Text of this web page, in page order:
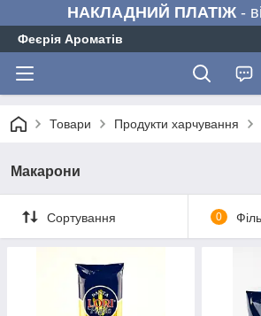
НАКЛАДНИЙ ПЛАТІЖ-
Феєрія Ароматів
Товари Продукти харчування
Макарони
Сортування 0